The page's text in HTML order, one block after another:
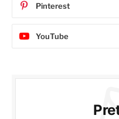
Pinterest
YouTube